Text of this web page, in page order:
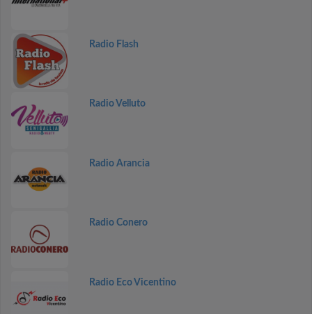
Radio Flash
Radio Velluto
Radio Arancia
Radio Conero
Radio Eco Vicentino